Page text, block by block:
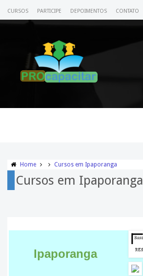
CURSOS PARTICIPE DEPOIMENTOS CONTATO
Home Cursos em Ipaporanga
Cursos em Ipaporanga
Ipaporanga